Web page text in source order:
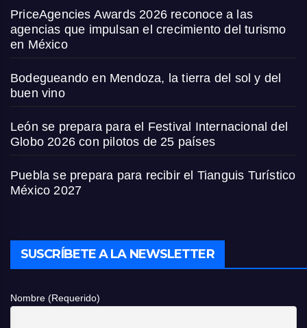
PriceAgencies Awards 2026 reconoce a las
agencias que impulsan el crecimiento del turismo
en México
Bodegueando en Mendoza, la tierra del sol y del
buen vino
León se prepara para el Festival Internacional del
Globo 2026 con pilotos de 25 países
Puebla se prepara para recibir el Tianguis Turístico
México 2027
SUSCRÍBETE A LA NEWSLETTER
Nombre (Requerido)